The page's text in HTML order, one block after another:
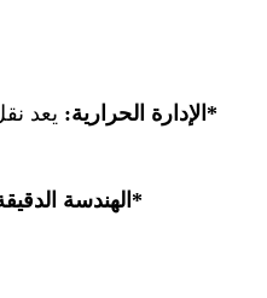
*الإدارة الحرارية: يعد
*الهندسة